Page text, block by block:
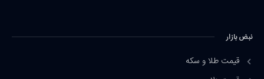
نبض بازار
قیمت طلا و سکه